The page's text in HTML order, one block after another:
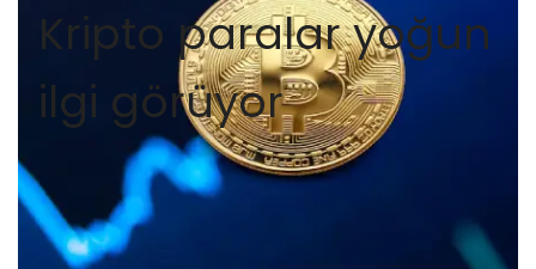
Kripto paralar yoğun
ilgi görüyor